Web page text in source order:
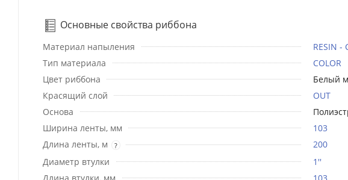
Основные свойства риббона
Материал напыления
RESIN -
Тип материала
COLOR
Цвет риббона
Белый
Красящий слой
OUT
Основа
Ширина ленты, мм
103
Длина ленты, м
?
200
Диаметр втулки
1''
Длина втулки, мм
103